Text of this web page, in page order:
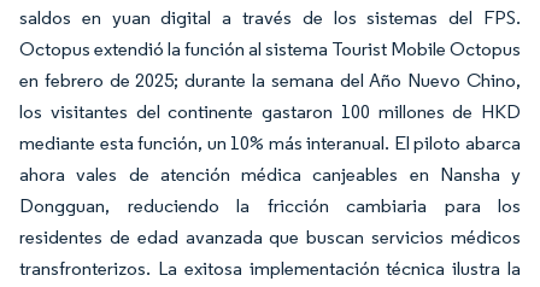
saldos en yuan digital a través de los sistemas del FPS.
Octopus extendió la función al sistema Tourist Mobile Octopus
en febrero de 2025; durante la semana del Año Nuevo Chino,
los visitantes del continente gastaron 100 millones de HKD
mediante esta función, un 10% más interanual. El piloto abarca
ahora vales de atención médica canjeables en Nansha y
Dongguan, reduciendo la fricción cambiaria para los
residentes de edad avanzada que buscan servicios médicos
transfronterizos. La exitosa implementación técnica ilustra la